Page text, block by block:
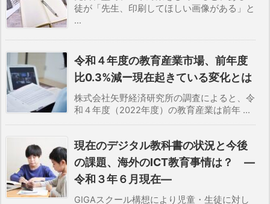
徒が「先生、印刷してほしい画像がある」と
...
令和４年度の教育産業市場、前年度
比0.3%減ー現在起きている変化とは
株式会社矢野経済研究所の調査によると、令
和４年度（2022年度）の教育産業は前年 ...
現在のデジタル教科書の状況と今後
の課題、海外のICT教育事情は？ ―
令和３年６月現在―
GIGAスクール構想により児童・生徒に対し